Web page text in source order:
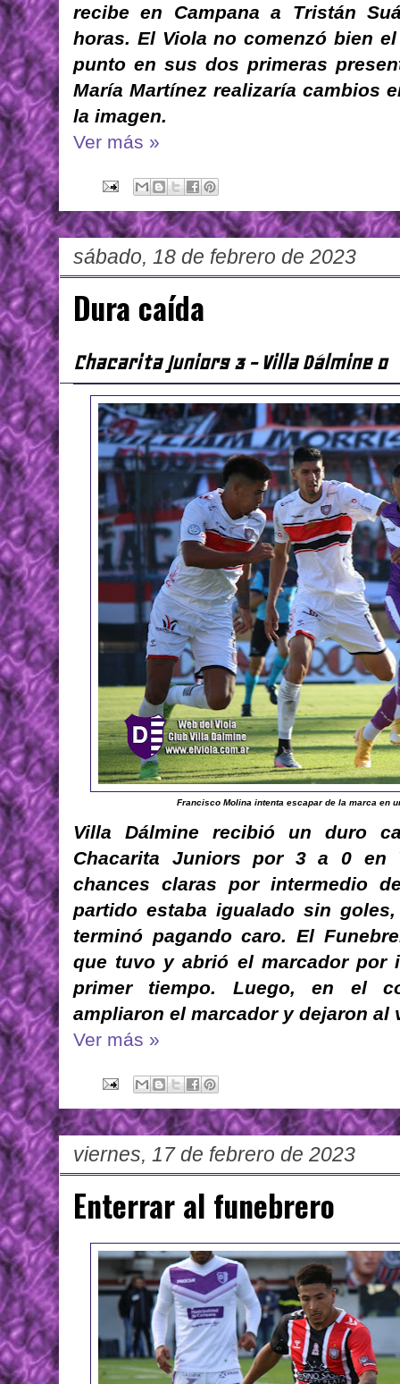
recibe en Campana a Tristán
horas. El Viola no comenzó bien
punto en sus dos primeras
María Martínez realizaría cambios
la imagen.
Ver más »
sábado, 18 de febrero de 2023
Dura caída
Chacarita Juniors 3 - Villa Dálmine 0
Francisco Molina intenta escapar de la marca en
Villa Dálmine recibió un duro
Chacarita Juniors por 3 a 0 en
chances claras por intermedio
partido estaba igualado sin
terminó pagando caro. El
que tuvo y abrió el marcador por
primer tiempo. Luego, en el
ampliaron el marcador y dejaron
Ver más »
viernes, 17 de febrero de 2023
Enterrar al funebrero